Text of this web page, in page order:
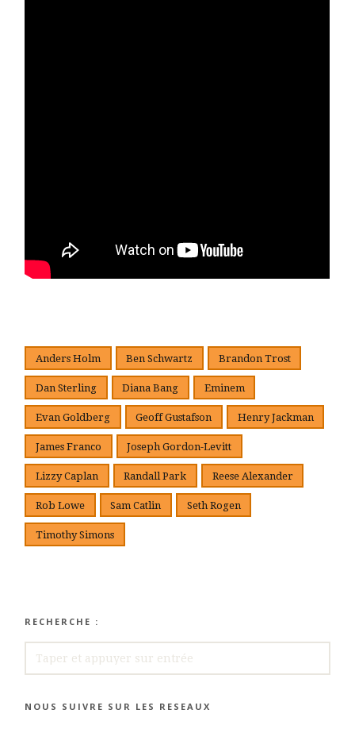
Anders Holm Ben Schwartz Brandon Trost
Dan Sterling Diana Bang Eminem
Evan Goldberg Geoff Gustafson Henry Jackman
James Franco Joseph Gordon-Levitt
Lizzy Caplan Randall Park Reese Alexander
Rob Lowe Sam Catlin Seth Rogen
Timothy Simons
RECHERCHE :
NOUS SUIVRE SUR LES RESEAUX